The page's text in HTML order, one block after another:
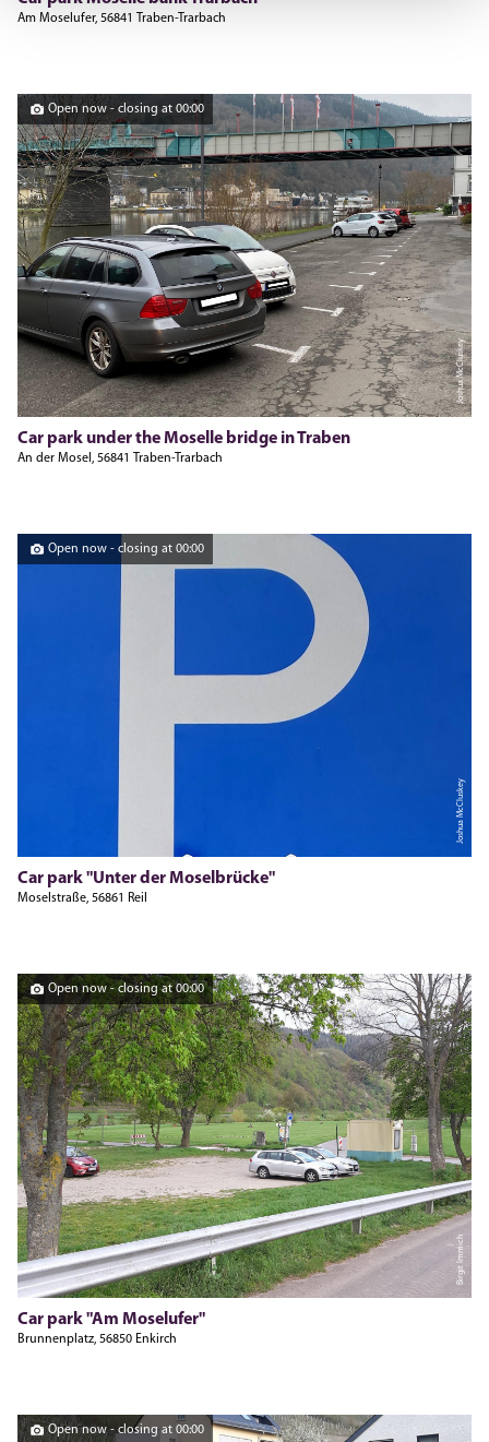
Am Moselufer, 56841 Traben-Trarbach
Joshua McCluskey
Open now - closing at 00:00
Car park under the Moselle bridge in Traben
An der Mosel, 56841 Traben-Trarbach
Joshua McCluskey
Open now - closing at 00:00
Car park "Unter der Moselbrücke"
Moselstraße, 56861 Reil
Birgit Immich
Open now - closing at 00:00
Car park "Am Moselufer"
Brunnenplatz, 56850 Enkirch
Open now - closing at 00:00